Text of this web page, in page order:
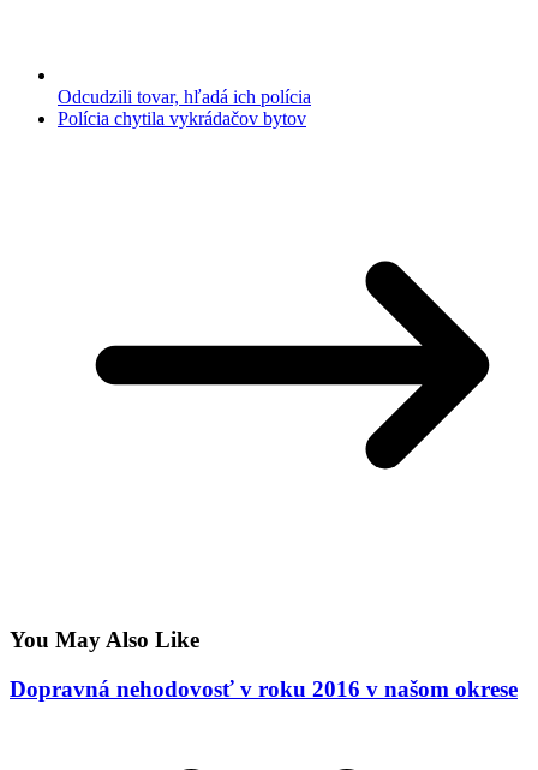
Odcudzili tovar, hľadá ich polícia
Polícia chytila vykrádačov bytov
You May Also Like
Dopravná nehodovosť v roku 2016 v našom okrese